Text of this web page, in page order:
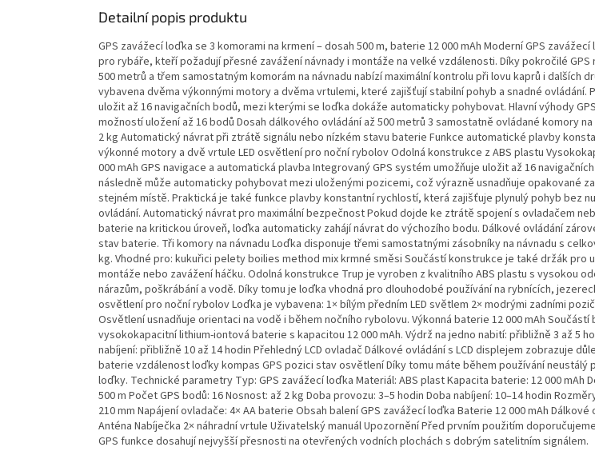
A
Detailní popis produktu
GPS zavážecí loďka se 3 komorami na krmení – dosah 500 m, baterie 12 000 mAh Moderní GPS
pro rybáře, kteří požadují přesné zavážení návnady i montáže na velké vzdálenosti. Díky pokročilé GPS
500 metrů a třem samostatným komorám na návnadu nabízí maximální kontrolu při lovu kaprů i dalších
vybavena dvěma výkonnými motory a dvěma vrtulemi, které zajišťují stabilní pohyb a snadné ovládání.
uložit až 16 navigačních bodů, mezi kterými se loďka dokáže automaticky pohybovat. Hlavní výhody
možností uložení až 16 bodů Dosah dálkového ovládání až 500 metrů 3 samostatně ovládané komory
2 kg Automatický návrat při ztrátě signálu nebo nízkém stavu baterie Funkce automatické plavby
výkonné motory a dvě vrtule LED osvětlení pro noční rybolov Odolná konstrukce z ABS plastu
000 mAh GPS navigace a automatická plavba Integrovaný GPS systém umožňuje uložit až 16
následně může automaticky pohybovat mezi uloženými pozicemi, což výrazně usnadňuje opakované
stejném místě. Praktická je také funkce plavby konstantní rychlostí, která zajišťuje plynulý pohyb bez
ovládání. Automatický návrat pro maximální bezpečnost Pokud dojde ke ztrátě spojení s ovladačem
baterie na kritickou úroveň, loďka automaticky zahájí návrat do výchozího bodu. Dálkové ovládání
stav baterie. Tři komory na návnadu Loďka disponuje třemi samostatnými zásobníky na návnadu s
kg. Vhodné pro: kukuřici pelety boilies method mix krmné směsi Součástí konstrukce je také držák pro
montáže nebo zavážení háčku. Odolná konstrukce Trup je vyroben z kvalitního ABS plastu s vysokou
nárazům, poškrábání a vodě. Díky tomu je loďka vhodná pro dlouhodobé používání na rybnících,
osvětlení pro noční rybolov Loďka je vybavena: 1× bílým předním LED světlem 2× modrými zadními
Osvětlení usnadňuje orientaci na vodě i během nočního rybolovu. Výkonná baterie 12 000 mAh Součástí
vysokokapacitní lithium-iontová baterie s kapacitou 12 000 mAh. Výdrž na jedno nabití: přibližně 3 až 5
nabíjení: přibližně 10 až 14 hodin Přehledný LCD ovladač Dálkové ovládání s LCD displejem zobrazuje
baterie vzdálenost loďky kompas GPS pozici stav osvětlení Díky tomu máte během používání neustálý
loďky. Technické parametry Typ: GPS zavážecí loďka Materiál: ABS plast Kapacita baterie: 12 000 mAh
500 m Počet GPS bodů: 16 Nosnost: až 2 kg Doba provozu: 3–5 hodin Doba nabíjení: 10–14 hodin
210 mm Napájení ovladače: 4× AA baterie Obsah balení GPS zavážecí loďka Baterie 12 000 mAh
Anténa Nabíječka 2× náhradní vrtule Uživatelský manuál Upozornění Před prvním použitím
GPS funkce dosahují nejvyšší přesnosti na otevřených vodních plochách s dobrým satelitním signálem.